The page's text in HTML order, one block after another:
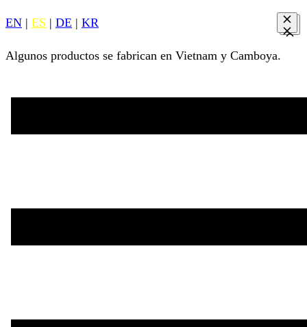
EN | ES | DE | KR
Algunos productos se fabrican en Vietnam y Camboya.